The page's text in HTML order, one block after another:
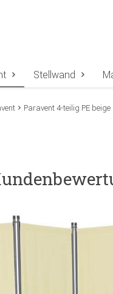
Stellwand
Paravent 4-teilig PE beige